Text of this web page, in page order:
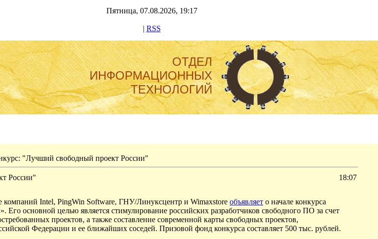
Пятница, 07.08.2026, 19:17
| RSS
ОТДЕЛ
ИНФОРМАЦИОННЫХ
ТЕХНОЛОГИЙ
"Лучший свободный проект России"
России" 18:07
Intel, PingWin Software, ГНУ/Линуксцентр и Wimaxstore объявляет о начале конкурса
основной целью является стимулирование российских разработчиков свободного ПО за счет
проектов, а также составление современной карты свободных проектов,
Федерации и ее ближайших соседей. Призовой фонд конкурса составляет 500 тыс. рублей.